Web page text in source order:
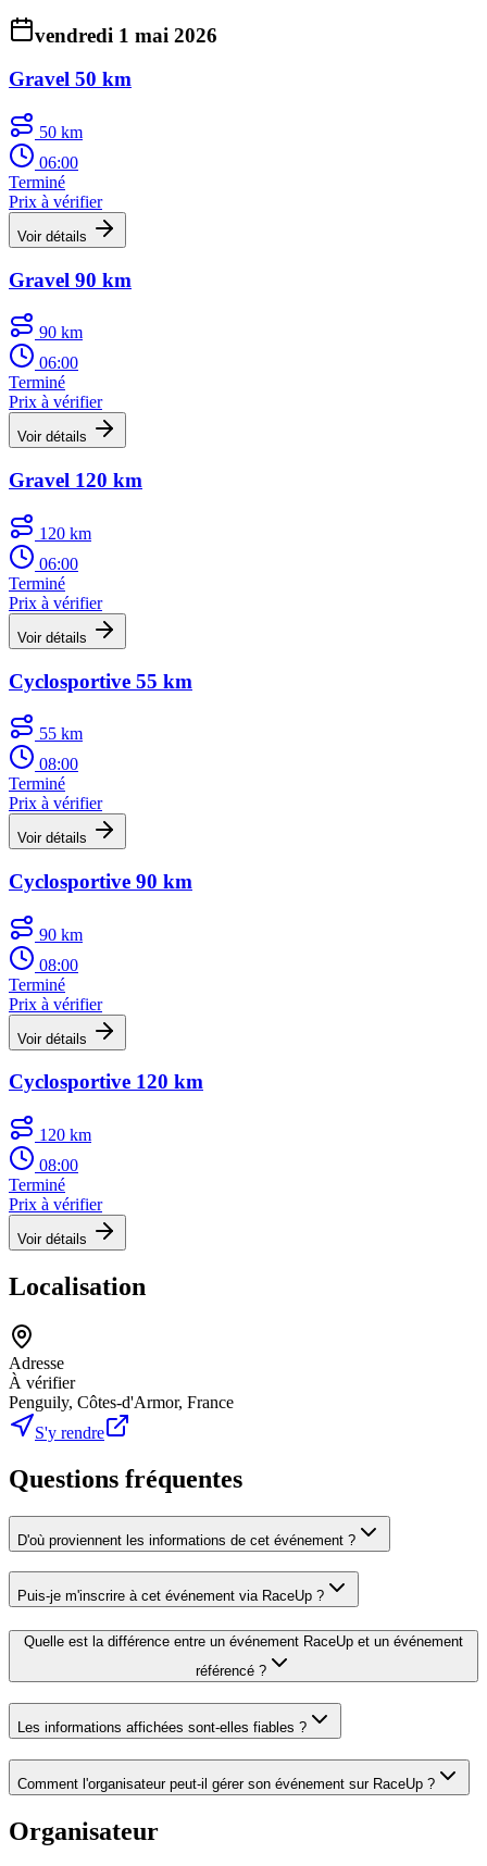
vendredi 1 mai 2026
Gravel 50 km
50 km
06:00
Terminé
Prix à vérifier
Voir détails
Gravel 90 km
90 km
06:00
Terminé
Prix à vérifier
Voir détails
Gravel 120 km
120 km
06:00
Terminé
Prix à vérifier
Voir détails
Cyclosportive 55 km
55 km
08:00
Terminé
Prix à vérifier
Voir détails
Cyclosportive 90 km
90 km
08:00
Terminé
Prix à vérifier
Voir détails
Cyclosportive 120 km
120 km
08:00
Terminé
Prix à vérifier
Voir détails
Localisation
Adresse
À vérifier
Penguily, Côtes-d'Armor, France
S'y rendre
Questions fréquentes
D'où proviennent les informations de cet événement ?
Puis-je m'inscrire à cet événement via RaceUp ?
Quelle est la différence entre un événement RaceUp et un événement
référencé ?
Les informations affichées sont-elles fiables ?
Comment l'organisateur peut-il gérer son événement sur RaceUp ?
Organisateur